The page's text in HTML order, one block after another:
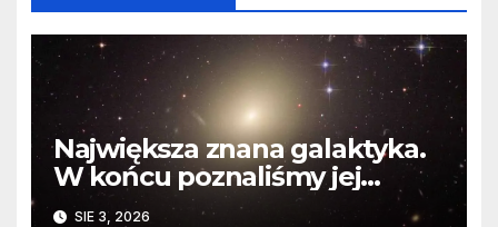
Największa znana galaktyka.
W końcu poznaliśmy jej
faktyczne wymiary
SIE 3, 2026